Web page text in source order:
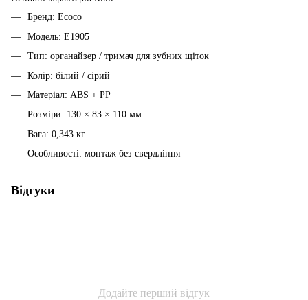
Бренд: Ecoco
Модель: E1905
Тип: органайзер / тримач для зубних щіток
Колір: білий / сірий
Матеріал: ABS + PP
Розміри: 130 × 83 × 110 мм
Вага: 0,343 кг
Особливості: монтаж без свердління
Відгуки
Додайте перший відгук